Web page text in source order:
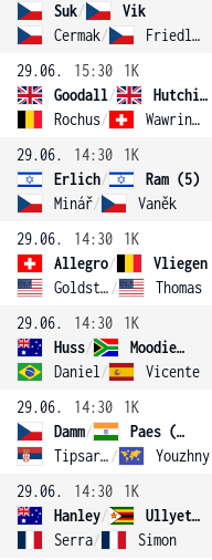
Suk/
Vik
Cermak/ Friedl (12)
29.06.
15:30
1K
Goodall/
Hutchins
Rochus/ Wawrinka
29.06.
14:30
1K
Erlich/
Ram (5)
Minář/ Vaněk
29.06.
14:30
1K
Allegro/
Vliegen
Goldstein / Thomas
29.06.
14:30
1K
Huss/
Moodie (9)
Daniel / Vicente
29.06.
14:30
1K
Damm/
Paes (7)
Tipsarevic / Youzhny
29.06.
14:30
1K
Hanley/
Ullyett (4)
Serra/ Simon